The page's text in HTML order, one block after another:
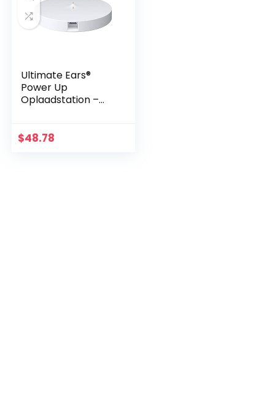
Ultimate Ears®
Power Up
Oplaadstation –
$48.78